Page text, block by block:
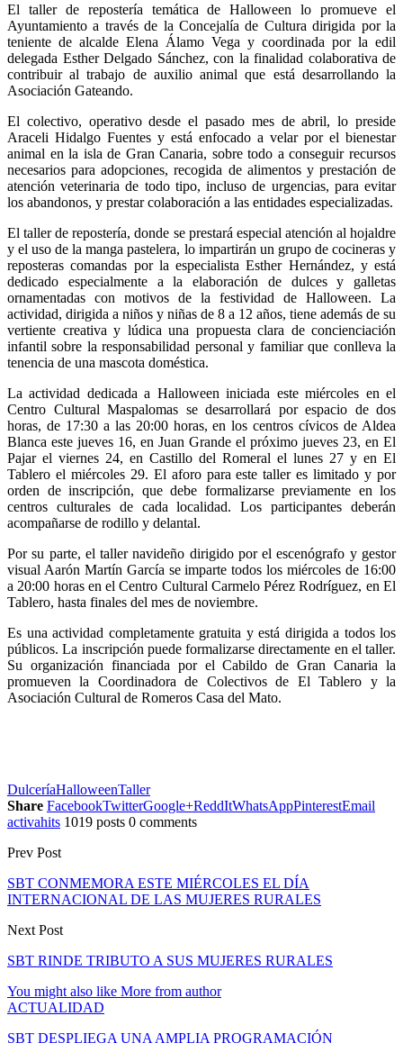
El taller de repostería temática de Halloween lo promueve el
Ayuntamiento a través de la Concejalía de Cultura dirigida por la
teniente de alcalde Elena Álamo Vega y coordinada por la edil
delegada Esther Delgado Sánchez, con la finalidad colaborativa de
contribuir al trabajo de auxilio animal que está desarrollando la
Asociación Gateando.
El colectivo, operativo desde el pasado mes de abril, lo preside
Araceli Hidalgo Fuentes y está enfocado a velar por el bienestar
animal en la isla de Gran Canaria, sobre todo a conseguir recursos
necesarios para adopciones, recogida de alimentos y prestación de
atención veterinaria de todo tipo, incluso de urgencias, para evitar
los abandonos, y prestar colaboración a las entidades especializadas.
El taller de repostería, donde se prestará especial atención al hojaldre
y el uso de la manga pastelera, lo impartirán un grupo de cocineras y
reposteras comandas por la especialista Esther Hernández, y está
dedicado especialmente a la elaboración de dulces y galletas
ornamentadas con motivos de la festividad de Halloween. La
actividad, dirigida a niños y niñas de 8 a 12 años, tiene además de su
vertiente creativa y lúdica una propuesta clara de concienciación
infantil sobre la responsabilidad personal y familiar que conlleva la
tenencia de una mascota doméstica.
La actividad dedicada a Halloween iniciada este miércoles en el
Centro Cultural Maspalomas se desarrollará por espacio de dos
horas, de 17:30 a las 20:00 horas, en los centros cívicos de Aldea
Blanca este jueves 16, en Juan Grande el próximo jueves 23, en El
Pajar el viernes 24, en Castillo del Romeral el lunes 27 y en El
Tablero el miércoles 29. El aforo para este taller es limitado y por
orden de inscripción, que debe formalizarse previamente en los
centros culturales de cada localidad. Los participantes deberán
acompañarse de rodillo y delantal.
Por su parte, el taller navideño dirigido por el escenógrafo y gestor
visual Aarón Martín García se imparte todos los miércoles de 16:00
a 20:00 horas en el Centro Cultural Carmelo Pérez Rodríguez, en El
Tablero, hasta finales del mes de noviembre.
Es una actividad completamente gratuita y está dirigida a todos los
públicos. La inscripción puede formalizarse directamente en el taller.
Su organización financiada por el Cabildo de Gran Canaria la
promueven la Coordinadora de Colectivos de El Tablero y la
Asociación Cultural de Romeros Casa del Mato.
DulceríaHalloweenTaller
Share FacebookTwitterGoogle+ReddItWhatsAppPinterestEmail
activahits 1019 posts 0 comments
Prev Post
SBT CONMEMORA ESTE MIÉRCOLES EL DÍA
INTERNACIONAL DE LAS MUJERES RURALES
Next Post
SBT RINDE TRIBUTO A SUS MUJERES RURALES
You might also like More from author
ACTUALIDAD
SBT DESPLIEGA UNA AMPLIA PROGRAMACIÓN